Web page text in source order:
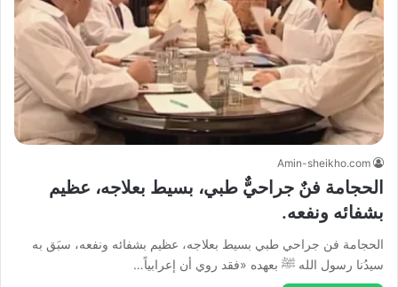
Amin-sheikho.com
الحجامة فنٌ جراحيٌّ طبي، بسيط بعلاجه، عظيم
بشفائه ونفعه.
الحجامة فن جراحي طبي بسيط بعلاجه، عظيم بشفائه ونفعه، سبَق به
سيدُنا رسول الله ﷺ بعهده «فقد روي أن إعرابياً…